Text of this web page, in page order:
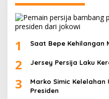
1 Saat Bepe Kehilangan
2 Jersey Persija Laku
3
Marko Simic
Presiden